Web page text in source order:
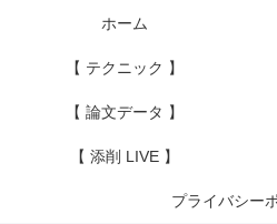
ホーム
【 テクニック 】
【 論文データ 】
【 添削 LIVE 】
プライバシー